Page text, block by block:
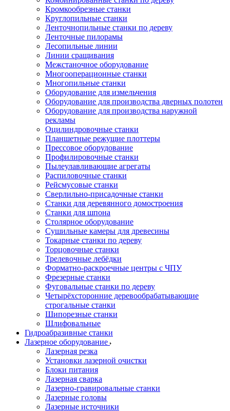
Кромкообрезные станки
Круглопильные станки
Ленточнопильные станки по дереву
Ленточные пилорамы
Лесопильные линии
Линии сращивания
Межстаночное оборудование
Многооперационные станки
Многопильные станки
Оборудование для измельчения
Оборудование для производства дверных полотен
Оборудование для производства наружной
рекламы
Оцилиндровочные станки
Планшетные режущие плоттеры
Прессовое оборудование
Профилировочные станки
Пылеулавливающие агрегаты
Распиловочные станки
Рейсмусовые станки
Сверлильно-присадочные станки
Станки для деревянного домостроения
Станки для шпона
Столярное оборудование
Сушильные камеры для древесины
Токарные станки по дереву
Торцовочные станки
Трелевочные лебёдки
Форматно-раскроечные центры с ЧПУ
Фрезерные станки
Фуговальные станки по дереву
Четырёхсторонние деревообрабатывающие
строгальные станки
Шипорезные станки
Шлифовальные
Гидроабразивные станки
Лазерное оборудование
Лазерная резка
Установки лазерной очистки
Блоки питания
Лазерная сварка
Лазерно-гравировальные станки
Лазерные головы
Лазерные источники